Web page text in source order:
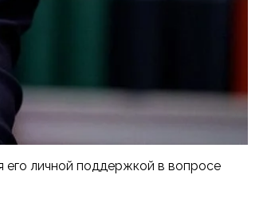
личной поддержкой в вопросе